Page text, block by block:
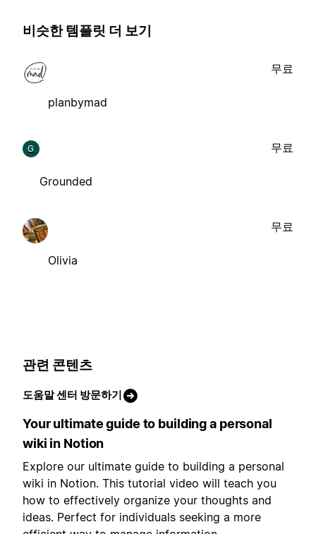
비슷한 템플릿 더 보기
planbymad
무료
G
Grounded
무료
Olivia
무료
관련 콘텐츠
도움말 센터 방문하기
Your ultimate guide to building a personal
wiki in Notion
Explore our ultimate guide to building a personal
wiki in Notion. This tutorial video will teach you
how to effectively organize your thoughts and
ideas. Perfect for individuals seeking a more